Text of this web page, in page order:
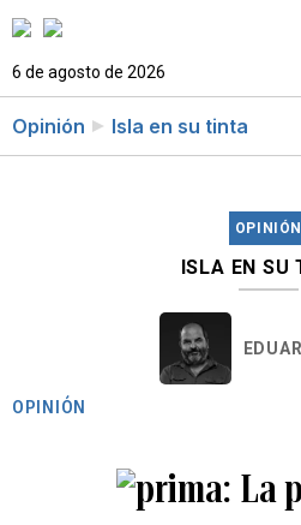
6 de agosto de 2026
Opinión Isla en su tinta
OPINIÓN
ISLA EN SU
OPINIÓN
La